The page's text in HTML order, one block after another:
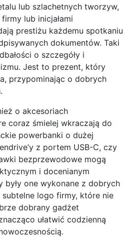
lub szlachetnych tworzyw,
lub inicjałami
prestiżu każdemu spotkaniu
dokumentów. Taki
o szczegóły i
Jest to prezent, który
przypominając o dobrych
o akcesoriach
coraz śmielej wkraczają do
powerbanki o dużej
z portem USB-C, czy
bezprzewodowe mogą
i docenianym
były one wykonane z dobrych
subtelne logo firmy, które nie
dobrany gadżet
ułatwić codzienną